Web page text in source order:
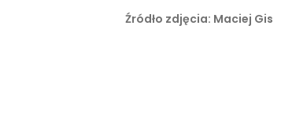
Źródło zdjęcia: Maciej Gis